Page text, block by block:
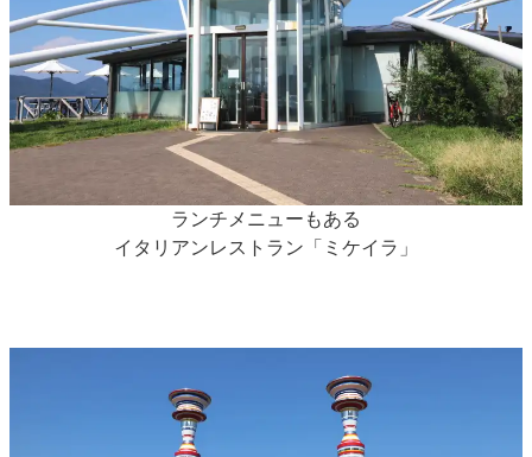
ランチメニューもある
イタリアンレストラン「ミケイラ」